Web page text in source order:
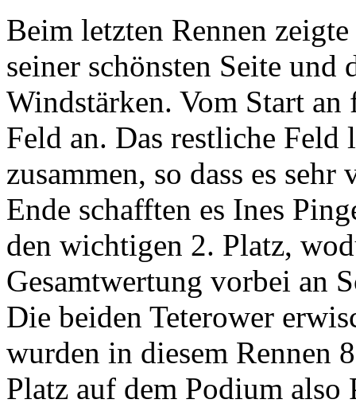
Beim letzten Rennen
seiner schönsten Seite
Windstärken. Vom Start
Feld an. Das restliche Feld
zusammen, so dass es
Ende schafften es Ines
den wichtigen 2. Platz,
Gesamtwertung vorbei an
Die beiden Teterower
wurden in diesem Rennen
Platz auf dem Podium also